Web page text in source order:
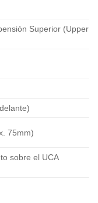
Superior (Upper
75mm)
sobre el UCA